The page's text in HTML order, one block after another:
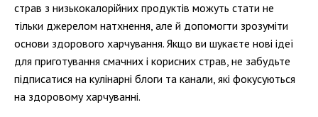
страв з низькокалорійних продуктів можуть стати не
тільки джерелом натхнення, але й допомогти зрозуміти
основи здорового харчування. Якщо ви шукаєте нові ідеї
для приготування смачних і корисних страв, не забудьте
підписатися на кулінарні блоги та канали, які фокусуються
на здоровому харчуванні.